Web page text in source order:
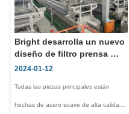
Bright desarrolla un nuevo
diseño de filtro prensa
para ayudar a los clientes
2024-01-12
Todas las piezas principales están
hechas de acero suave de alta calidad